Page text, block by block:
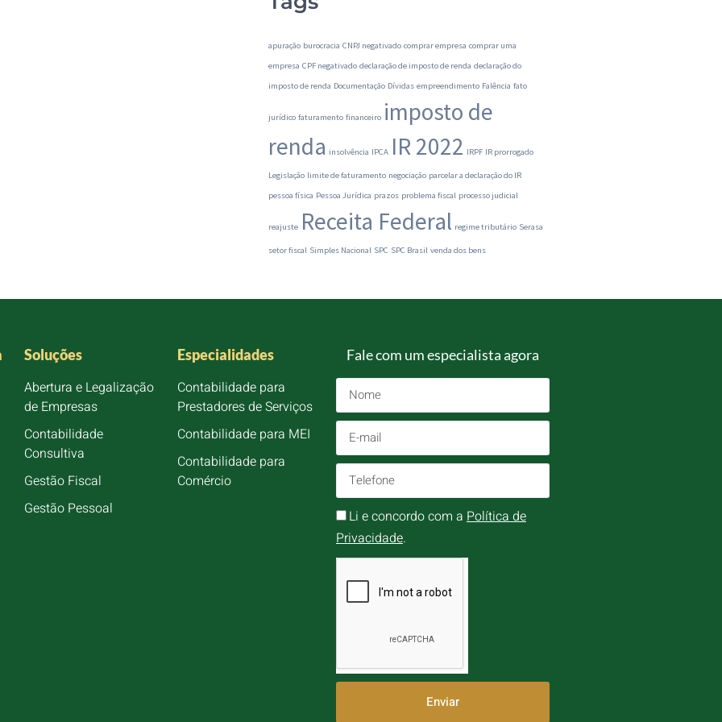
apuração burocracia CNPJ negativado comprar empresa comprar uma
empresa CPF negativado declaração de imposto de renda declaração do
imposto de renda Documentação Dívidas empreendimento Falência fato
jurídico faturamento financeiro imposto de
renda insolvência IPCA IR 2022 IRPF IR prorrogado
Legislação limite de faturamento negociação parcelar a declaração do IR
pessoa física Pessoa Jurídica prazos problema fiscal processo judicial
reajuste Receita Federal regime tributário Serasa
setor fiscal Simples Nacional SPC SPC Brasil venda dos bens
Soluções
Abertura e Legalização
de Empresas
Contabilidade
Consultiva
Gestão Fiscal
Gestão Pessoal
Especialidades
Contabilidade para
Prestadores de Serviços
Contabilidade para MEI
Contabilidade para
Comércio
Fale com um especialista agora
Li e concordo com a Política de
Privacidade.
Enviar